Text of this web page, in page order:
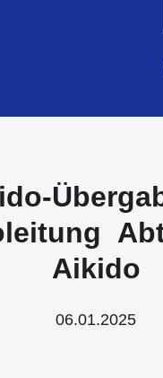
Aikido
06.01.2025